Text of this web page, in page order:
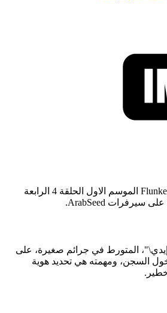
شاهد اون لاين مسلسل Flunked الموسم الاول الحلقة 4 الرابعة
المتورط في جرائم صغيرة، على
السجن، ومهمته هي تحديد هوية